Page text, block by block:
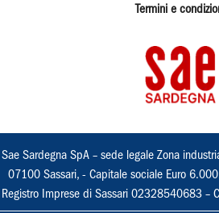
Termini e
Sae Sardegna SpA – sede legale Zona
07100 Sassari, - Capitale sociale Euro
Registro Imprese di Sassari 02328540683 –